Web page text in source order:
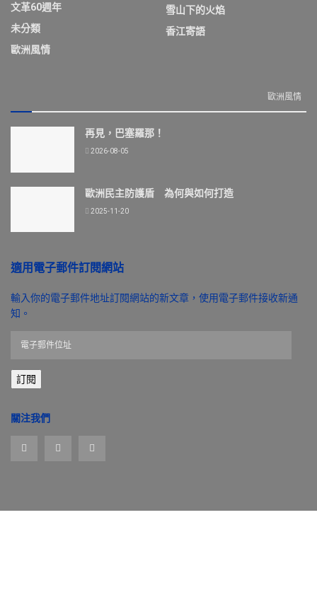
文革60週年
未分類
歐洲風情
雪山下的火焰
香江寄語
歐洲風情
再見，巴塞羅那！
2026-08-05
歐洲民主防護盾 為何與如何打造
2025-11-20
適用電子郵件訂閱網站
輸入你的電子郵件地址訂閱網站的新文章，使用電子郵件接收新通
知。
郵
件
址
訂閱
關注我們